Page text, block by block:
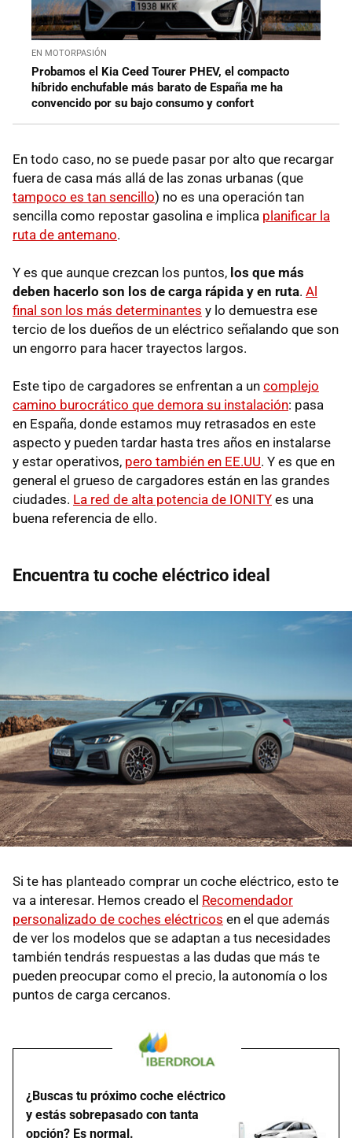
EN MOTORPASIÓN
Probamos el Kia Ceed Tourer PHEV, el compacto
híbrido enchufable más barato de España me ha
convencido por su bajo consumo y confort
En todo caso, no se puede pasar por alto que recargar
fuera de casa más allá de las zonas urbanas (que
tampoco es tan sencillo) no es una operación tan
sencilla como repostar gasolina e implica planificar la
ruta de antemano.
Y es que aunque crezcan los puntos, los que más
deben hacerlo son los de carga rápida y en ruta. Al
final son los más determinantes y lo demuestra ese
tercio de los dueños de un eléctrico señalando que son
un engorro para hacer trayectos largos.
Este tipo de cargadores se enfrentan a un complejo
camino burocrático que demora su instalación: pasa
en España, donde estamos muy retrasados en este
aspecto y pueden tardar hasta tres años en instalarse
y estar operativos, pero también en EE.UU. Y es que en
general el grueso de cargadores están en las grandes
ciudades. La red de alta potencia de IONITY es una
buena referencia de ello.
Encuentra tu coche eléctrico ideal
Si te has planteado comprar un coche eléctrico, esto te
va a interesar. Hemos creado el Recomendador
personalizado de coches eléctricos en el que además
de ver los modelos que se adaptan a tus necesidades
también tendrás respuestas a las dudas que más te
pueden preocupar como el precio, la autonomía o los
puntos de carga cercanos.
¿Buscas tu próximo coche eléctrico
y estás sobrepasado con tanta
opción? Es normal.